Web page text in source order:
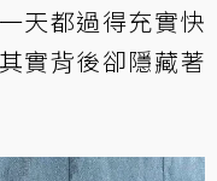
天都過得充實快
實背後卻隱藏著